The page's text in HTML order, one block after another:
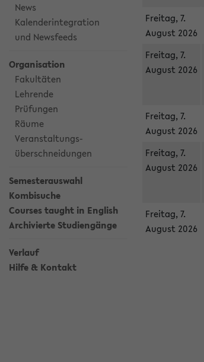
News
Kalenderintegration
und Newsfeeds
Organisation
Fakultäten
Lehrende
Prüfungen
Räume
Veranstaltungs-
überschneidungen
Semesterauswahl
Kombisuche
Courses taught in English
Archivierte Studiengänge
Verlauf
Hilfe & Kontakt
Freitag, 7.
August 2026
Freitag, 7.
August 2026
Freitag, 7.
August 2026
Freitag, 7.
August 2026
Freitag, 7.
August 2026